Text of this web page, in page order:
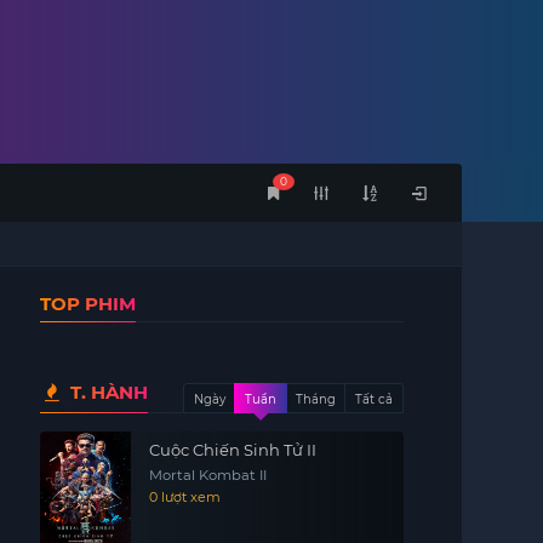
0
TOP PHIM
T. HÀNH Ngày Tuần Tháng Tất cả
Cuộc Chiến Sinh Tử II
Mortal Kombat II
0 lượt xem